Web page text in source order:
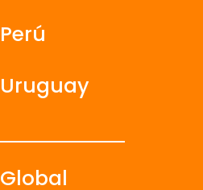
Perú
Uruguay
Global